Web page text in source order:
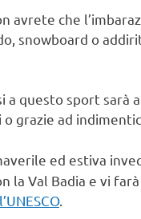
avrete che
snowboard o
a questo sport
grazie ad
ed estiva
la Val Badia e vi
.